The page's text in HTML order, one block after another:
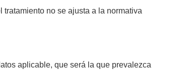
no se ajusta a la normativa
aplicable, que será la que prevalezca